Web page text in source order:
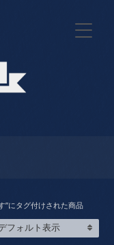
”にタグ付けされた商品